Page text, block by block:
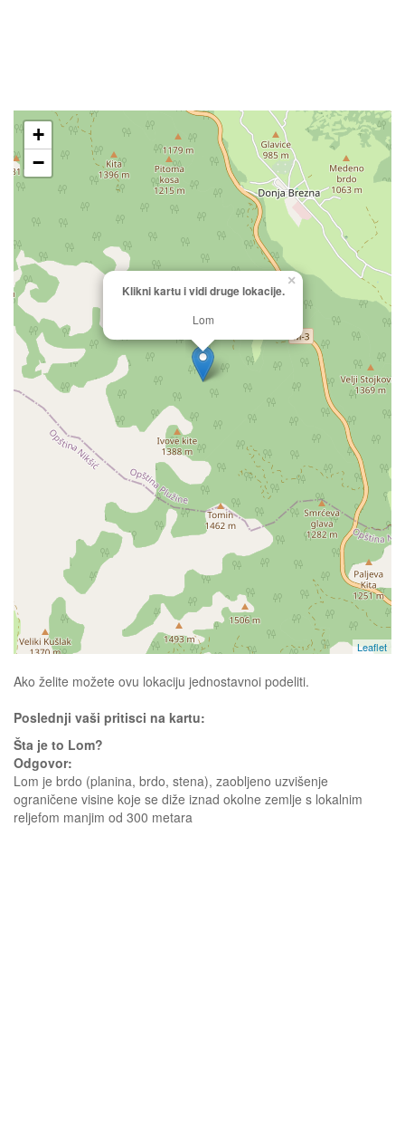
Klikni kartu i vidi druge lokacije.
Lom
×
+
−
Leaflet
Ako želite možete ovu lokaciju jednostavnoi podeliti.
Poslednji vaši pritisci na kartu:
Šta je to Lom?
Odgovor:
Lom je brdo (planina, brdo, stena), zaobljeno uzvišenje
ograničene visine koje se diže iznad okolne zemlje s lokalnim
reljefom manjim od 300 metara